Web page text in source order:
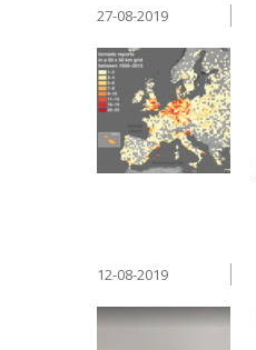
27-08-2019
12-08-2019